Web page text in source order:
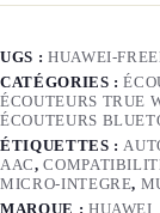
UGS : HUAWEI-
CATÉGORIES :
ÉCOUTEURS TRUE
ÉCOUTEURS
ÉTIQUETTES :
AAC,
MICRO-INTEGRE,
MARQUE : HUAWEI